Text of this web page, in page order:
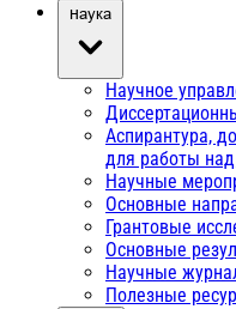
Наука
Научное
Аспирантура,
для работы
Научные
Основные
Грантовые
Основные
Научные
Полезные